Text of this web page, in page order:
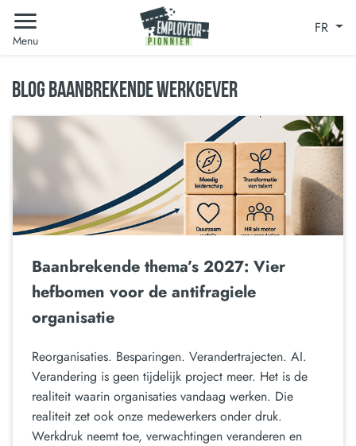
Menu
FR
BLOG BAANBREKENDE WERKGEVER
Baanbrekende thema’s 2027: Vier
hefbomen voor de antifragiele
organisatie
Reorganisaties. Besparingen. Verandertrajecten. AI.
Verandering is geen tijdelijk project meer. Het is de
realiteit waarin organisaties vandaag werken. Die
realiteit zet ook onze medewerkers onder druk.
Werkdruk neemt toe, verwachtingen veranderen en